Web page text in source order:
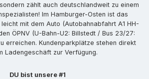
zählt auch deutschlandweit zu einem
Im Hamburger-Osten ist das
mit dem Auto (Autobahnabfahrt A1 HH-
ÖPNV (U-Bahn-U2: Billstedt / Bus 23/27:
erreichen. Kundenparkplätze stehen direkt
Ladengeschäft zur Verfügung.
DU bist unsere #1